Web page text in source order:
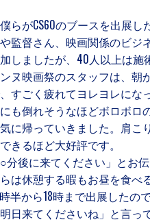
らがCS60のブースを出展
監督さん、映画関係のビジ
しましたが、40人以上は施
ヌ映画祭のスタッフは、朝
すごく疲れてヨレヨレにな
も倒れそうなほどボロボロ
に帰っていきました。肩こ
きるほど大好評です。
○分後に来てください」とお
は休憩する暇もお昼を食べ
半から18時まで出展したの
日来てくださいね」と言っ